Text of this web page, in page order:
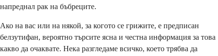
напреднал рак на бъбреците.
Ако на вас или на някой, за когото се грижите, е предписан
белзутифан, вероятно търсите ясна и честна информация за това
какво да очаквате. Нека разгледаме всичко, което трябва да